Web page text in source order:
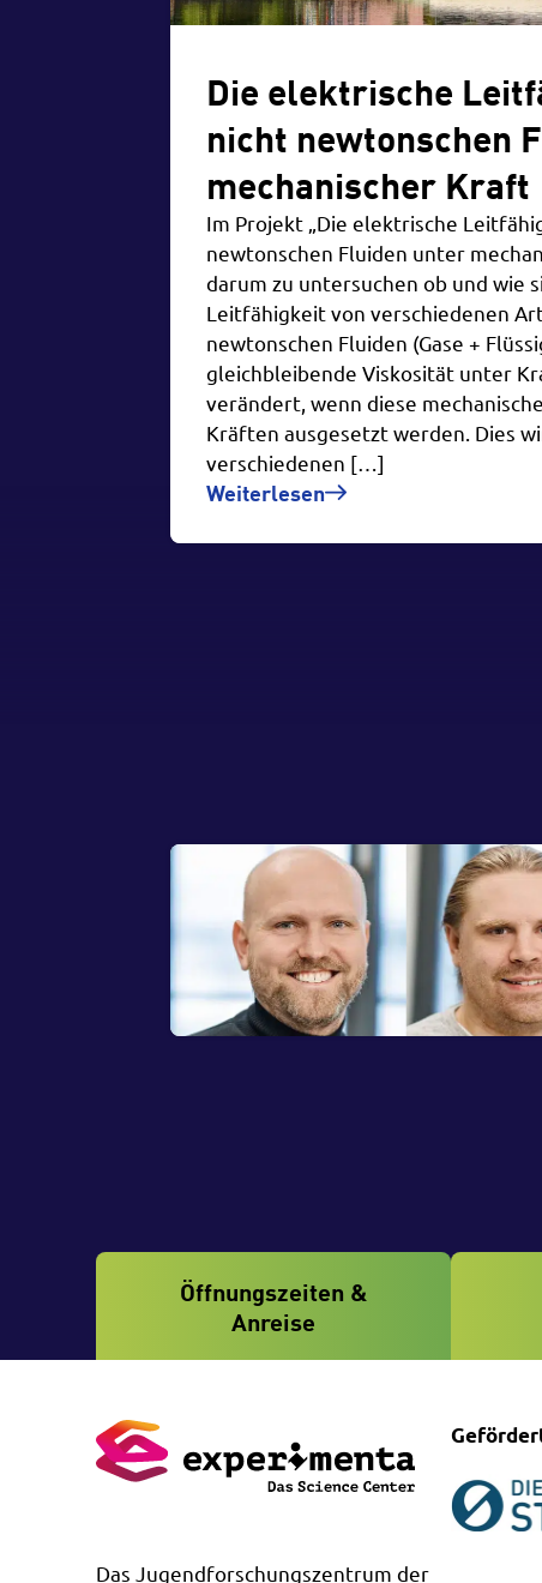
Die elektrische
nicht newtonschen
mechanischer Kraft
Im Projekt „Die elektrische
newtonschen Fluiden unter
darum zu untersuchen ob und wie
Leitfähigkeit von verschiedenen
newtonschen Fluiden (Gase +
gleichbleibende Viskosität unter
verändert, wenn diese
Kräften ausgesetzt werden. Dies
verschiedenen […]
Weiterlesen
Öffnungszeiten &
Anreise
Das Jugendforschungszentrum der